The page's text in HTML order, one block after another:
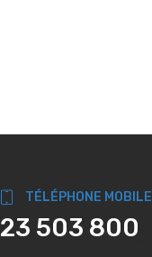
TÉLÉPHONE MOBILE
23 503 800